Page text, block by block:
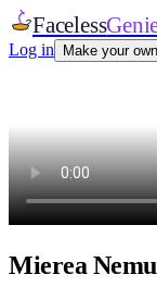
Faceless
Log in Make your own
Mierea